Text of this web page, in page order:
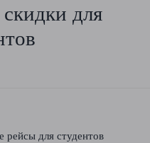
для
рейсы для студентов